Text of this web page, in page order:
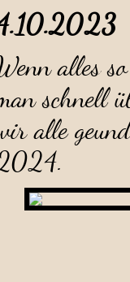
alles
schnell
alle